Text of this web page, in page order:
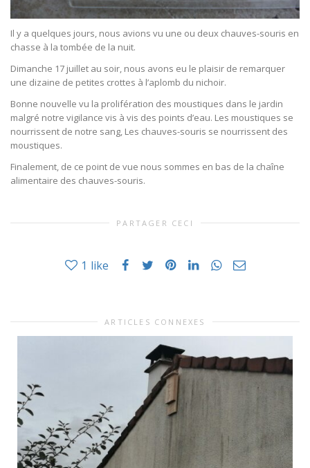
Il y a quelques jours, nous avions vu une ou deux chauves-souris en
chasse à la tombée de la nuit.
Dimanche 17 juillet au soir, nous avons eu le plaisir de remarquer
une dizaine de petites crottes à l’aplomb du nichoir.
Bonne nouvelle vu la prolifération des moustiques dans le jardin
malgré notre vigilance vis à vis des points d’eau. Les moustiques se
nourrissent de notre sang, Les chauves-souris se nourrissent des
moustiques.
Finalement, de ce point de vue nous sommes en bas de la chaîne
alimentaire des chauves-souris.
PARTAGER CECI
1 like
ARTICLES CONNEXES